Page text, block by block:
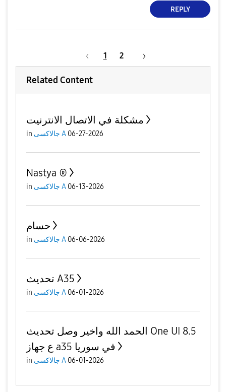
REPLY
1 2
Related Content
مشكلة في الاتصال الانترنيت
in جالاكسى A 06-27-2026
Nastya ®
in جالاكسى A 06-13-2026
حسام
in جالاكسى A 06-06-2026
تحديث A35
in جالاكسى A 06-01-2026
الحمد الله واخير وصل تحديث One UI 8.5
ع جهاز a35 في سوريا
in جالاكسى A 06-01-2026